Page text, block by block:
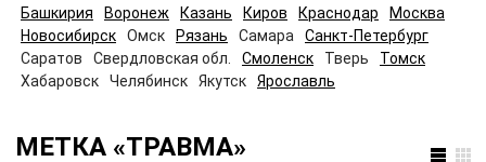
Башкирия Воронеж Казань Киров Краснодар
Москва
Новосибирск
Омск Рязань Самара
Санкт-Петербург
Саратов
Свердловская обл. Смоленск Тверь
Томск
Хабаровск
Челябинск Якутск Ярославль
МЕТКА «ТРАВМА»